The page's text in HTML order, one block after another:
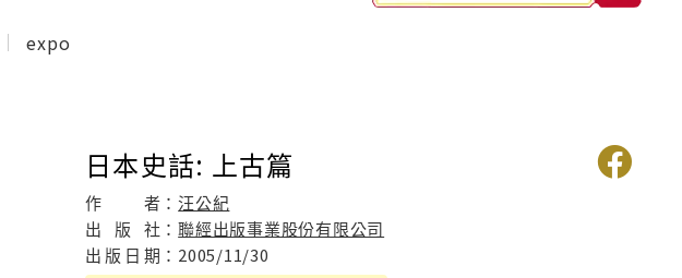
expo
日本史話: 上古篇
作 者：汪公紀
出
版 社：聯經出版事業股份有限公司
出 版 日 期： 2005/11/30